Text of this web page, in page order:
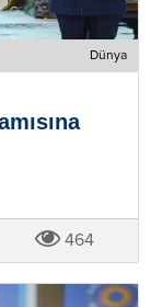
Dünya
464